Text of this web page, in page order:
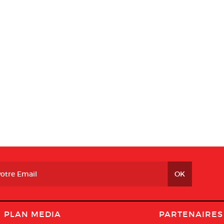
PLAN MEDIA PARTENAIRES